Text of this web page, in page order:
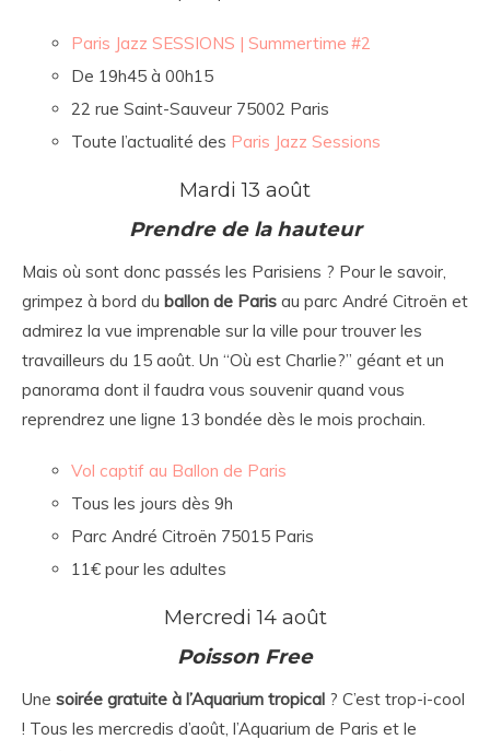
Paris Jazz SESSIONS | Summertime #2
De 19h45 à 00h15
22 rue Saint-Sauveur 75002 Paris
Toute l’actualité des Paris Jazz Sessions
Mardi 13 août
Prendre de la hauteur
Mais où sont donc passés les Parisiens ? Pour le savoir,
grimpez à bord du ballon de Paris au parc André Citroën et
admirez la vue imprenable sur la ville pour trouver les
travailleurs du 15 août. Un “Où est Charlie?” géant et un
panorama dont il faudra vous souvenir quand vous
reprendrez une ligne 13 bondée dès le mois prochain.
Vol captif au Ballon de Paris
Tous les jours dès 9h
Parc André Citroën 75015 Paris
11€ pour les adultes
Mercredi 14 août
Poisson Free
Une soirée gratuite à l’Aquarium tropical ? C’est trop-i-cool
! Tous les mercredis d’août, l’Aquarium de Paris et le